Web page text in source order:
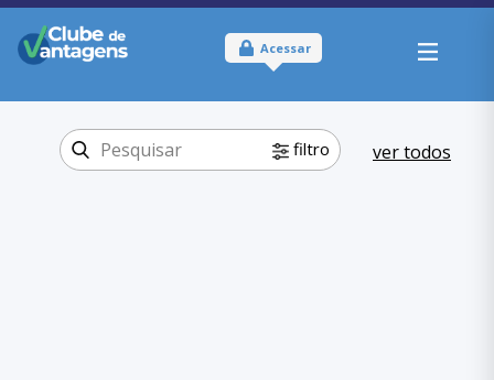
Acessar
filtro ver todos